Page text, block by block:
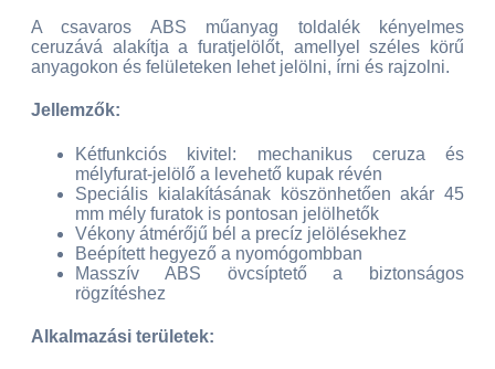
A csavaros ABS műanyag toldalék kényelmes
ceruzává alakítja a furatjelölőt, amellyel széles körű
anyagokon és felületeken lehet jelölni, írni és rajzolni.
Jellemzők:
Kétfunkciós kivitel: mechanikus ceruza és
mélyfurat-jelölő a levehető kupak révén
Speciális kialakításának köszönhetően akár 45
mm mély furatok is pontosan jelölhetők
Vékony átmérőjű bél a precíz jelölésekhez
Beépített hegyező a nyomógombban
Masszív ABS övcsíptető a biztonságos
rögzítéshez
Alkalmazási területek: